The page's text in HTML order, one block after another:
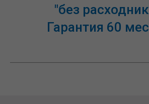
"без
Гарантия 60